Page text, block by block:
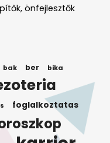
önfejlesztők
bak ber bika
foglalkoztatas